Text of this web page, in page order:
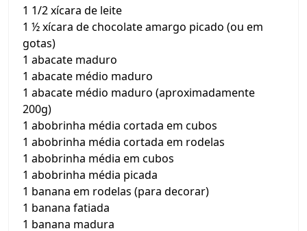
1 1/2 xícara de leite
1 ½ xícara de chocolate amargo picado (ou em
gotas)
1 abacate maduro
1 abacate médio maduro
1 abacate médio maduro (aproximadamente
200g)
1 abobrinha média cortada em cubos
1 abobrinha média cortada em rodelas
1 abobrinha média em cubos
1 abobrinha média picada
1 banana em rodelas (para decorar)
1 banana fatiada
1 banana madura